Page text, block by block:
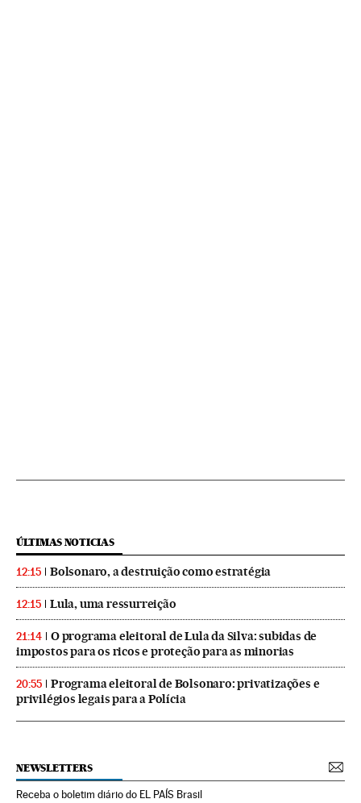
ÚLTIMAS NOTICIAS
12:15 Bolsonaro, a destruição como estratégia
12:15 Lula, uma ressurreição
21:14
O programa eleitoral de Lula da Silva: subidas de
impostos para os ricos e proteção para as minorias
20:55
Programa eleitoral de Bolsonaro: privatizações e
privilégios legais para a Polícia
NEWSLETTERS
Receba o boletim diário do EL PAÍS Brasil